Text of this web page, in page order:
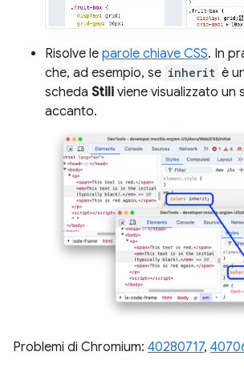
Risolve le parole chiave CSS. In
che, ad esempio, se inherit è
scheda Stili viene visualizzato un
accanto.
Problemi di Chromium: 40280717,